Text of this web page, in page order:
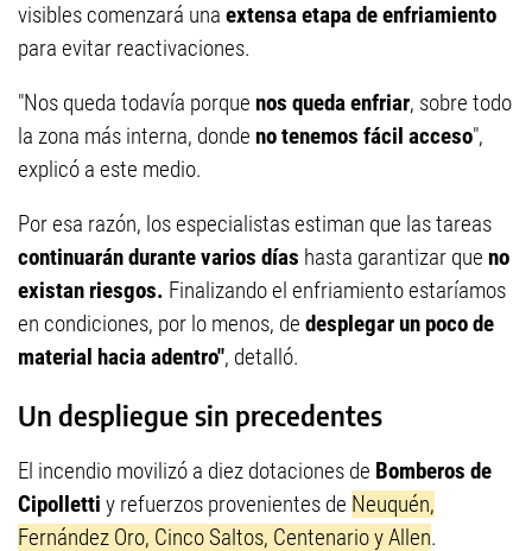
visibles comenzará una extensa etapa de enfriamiento
para evitar reactivaciones.
"Nos queda todavía porque nos queda enfriar, sobre todo
la zona más interna, donde no tenemos fácil acceso",
explicó a este medio.
Por esa razón, los especialistas estiman que las tareas
continuarán durante varios días hasta garantizar que no
existan riesgos. Finalizando el enfriamiento estaríamos
en condiciones, por lo menos, de desplegar un poco de
material hacia adentro", detalló.
Un despliegue sin precedentes
El incendio movilizó a diez dotaciones de Bomberos de
Cipolletti y refuerzos provenientes de Neuquén,
Fernández Oro, Cinco Saltos, Centenario y Allen.